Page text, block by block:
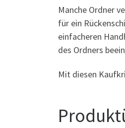
Manche Ordner
für ein
einfacheren
des Ordners
Mit diesen